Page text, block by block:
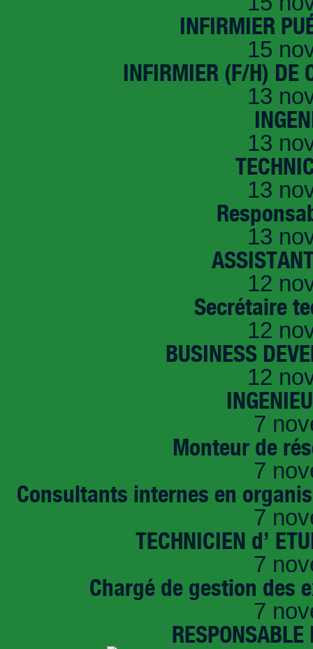
INFIRMIER
15
INFIRMIER (F/H) DE
13
13
13
13
12
Secrétaire
12
BUSINESS
12
7
Monteur de
7
Consultants internes en
7
TECHNICIEN d’
7
Chargé de gestion des
7